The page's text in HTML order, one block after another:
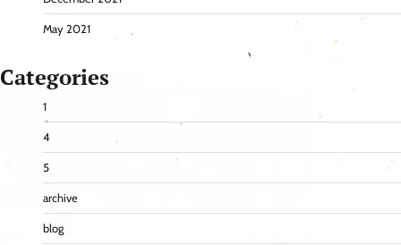
May 2021
Categories
1
4
5
archive
blog